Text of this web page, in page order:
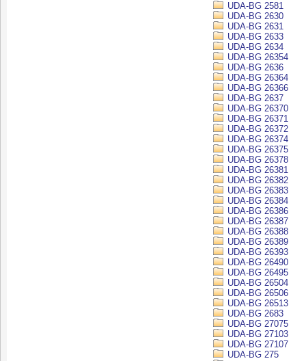
UDA-BG 2581
UDA-BG 2630
UDA-BG 2631
UDA-BG 2633
UDA-BG 2634
UDA-BG 26354
UDA-BG 2636
UDA-BG 26364
UDA-BG 26366
UDA-BG 2637
UDA-BG 26370
UDA-BG 26371
UDA-BG 26372
UDA-BG 26374
UDA-BG 26375
UDA-BG 26378
UDA-BG 26381
UDA-BG 26382
UDA-BG 26383
UDA-BG 26384
UDA-BG 26386
UDA-BG 26387
UDA-BG 26388
UDA-BG 26389
UDA-BG 26393
UDA-BG 26490
UDA-BG 26495
UDA-BG 26504
UDA-BG 26506
UDA-BG 26513
UDA-BG 2683
UDA-BG 27075
UDA-BG 27103
UDA-BG 27107
UDA-BG 275